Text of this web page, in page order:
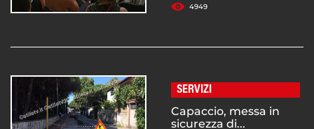
4949
SERVIZI
Capaccio, messa in
sicurezza di...